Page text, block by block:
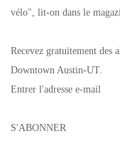
vélo", lit-on dans le
Recevez gratuitement des
Downtown Austin-UT.
Entrer l'adresse e-mail
S'ABONNER